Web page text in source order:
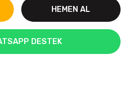
HEMEN AL
DESTEK